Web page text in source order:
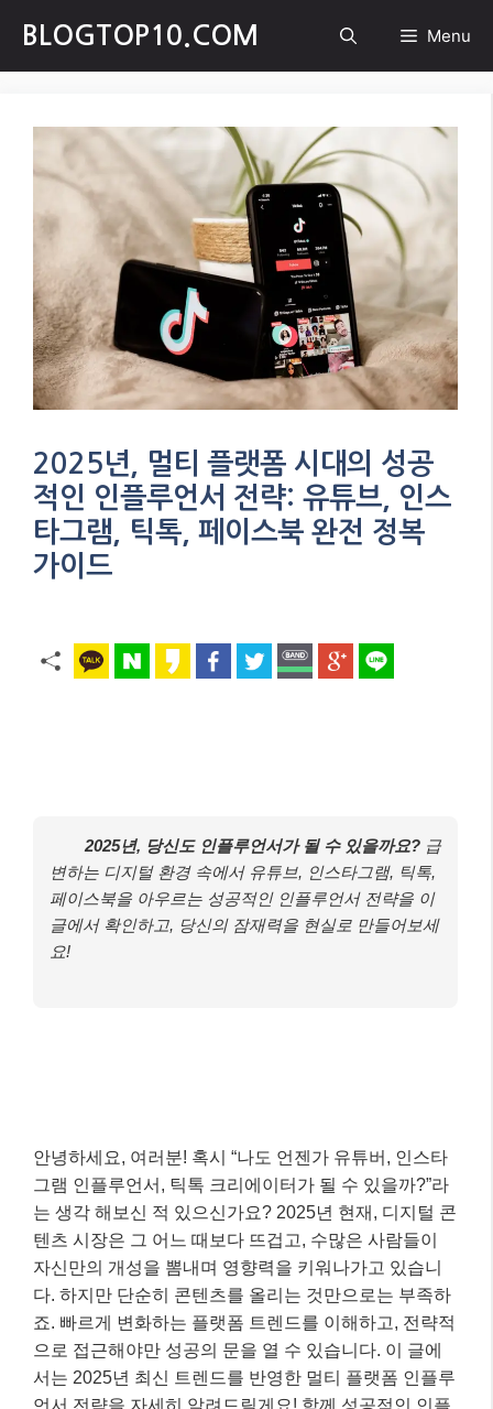
content
BLOGTOP10.COM Menu
2025년, 멀티 플랫폼 시대의 성공
적인 인플루언서 전략: 유튜브, 인스
타그램, 틱톡, 페이스북 완전 정복
가이드
2025년, 당신도 인플루언서가 될 수 있을까요? 급
변하는 디지털 환경 속에서 유튜브, 인스타그램, 틱톡,
페이스북을 아우르는 성공적인 인플루언서 전략을 이
글에서 확인하고, 당신의 잠재력을 현실로 만들어보세
요!
안녕하세요, 여러분! 혹시 “나도 언젠가 유튜버, 인스타
그램 인플루언서, 틱톡 크리에이터가 될 수 있을까?”라
는 생각 해보신 적 있으신가요? 2025년 현재, 디지털 콘
텐츠 시장은 그 어느 때보다 뜨겁고, 수많은 사람들이
자신만의 개성을 뽐내며 영향력을 키워나가고 있습니
다. 하지만 단순히 콘텐츠를 올리는 것만으로는 부족하
죠. 빠르게 변화하는 플랫폼 트렌드를 이해하고, 전략적
으로 접근해야만 성공의 문을 열 수 있습니다. 이 글에
서는 2025년 최신 트렌드를 반영한 멀티 플랫폼 인플루
언서 전략을 자세히 알려드릴게요! 함께 성공적인 인플